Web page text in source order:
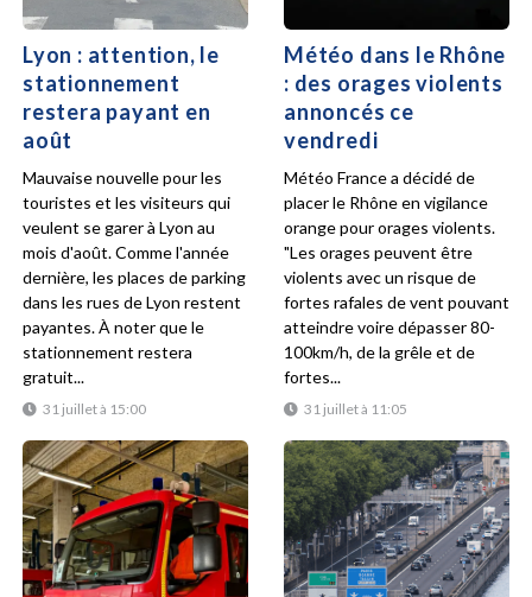
Lyon : attention, le
stationnement
restera payant en
août
31 juillet à 15:00
Mauvaise nouvelle pour les
touristes et les visiteurs qui
veulent se garer à Lyon au
mois d'août. Comme l'année
dernière, les places de parking
dans les rues de Lyon restent
payantes. À noter que le
stationnement restera
gratuit...
Météo dans le Rhône
: des orages violents
annoncés ce
vendredi
31 juillet à 11:05
Météo France a décidé de
placer le Rhône en vigilance
orange pour orages violents.
"Les orages peuvent être
violents avec un risque de
fortes rafales de vent pouvant
atteindre voire dépasser 80-
100km/h, de la grêle et de
fortes...